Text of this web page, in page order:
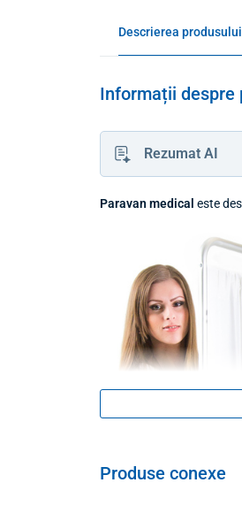
Descrierea produsului
Informații despre
Rezumat AI
Paravan medical este
Produse conexe